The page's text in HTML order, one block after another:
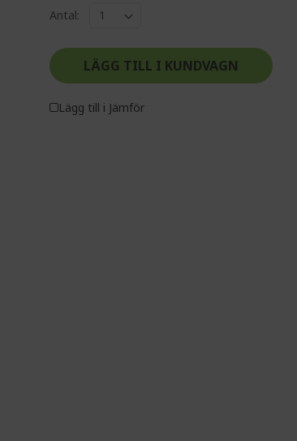
Antal:
LÄGG TILL I KUNDVAGN
Lägg till i Jämför